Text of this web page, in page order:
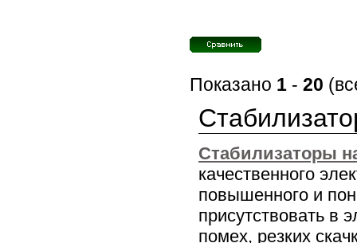
Показано 1 - 20
Cтабилизаторы
качественного
повышенного и
присутствовать в
помех, резких